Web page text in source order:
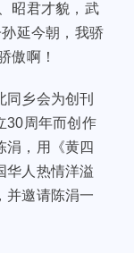
昭君才貌，武
延今朝，我骄
傲啊！
乡会为创刊
30周年而创作
涓，用《黄四
华人热情洋溢
并邀请陈涓一